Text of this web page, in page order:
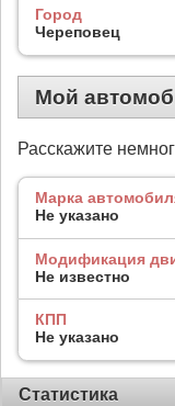
Город
Череповец
Мой
Расскажите
Марка
Не указано
Модификация
Не известно
КПП
Не указано
Статистика